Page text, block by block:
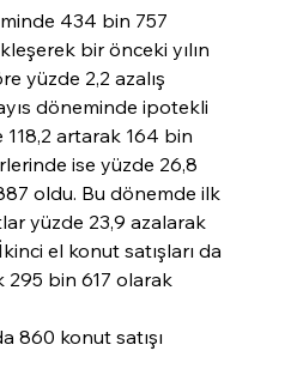
434 bin 757
bir önceki yılın
yüzde 2,2 azalış
döneminde ipotekli
118,2 artarak 164 bin
ise yüzde 26,8
oldu. Bu dönemde ilk
yüzde 23,9 azalarak
el konut satışları da
295 bin 617 olarak
860 konut satışı